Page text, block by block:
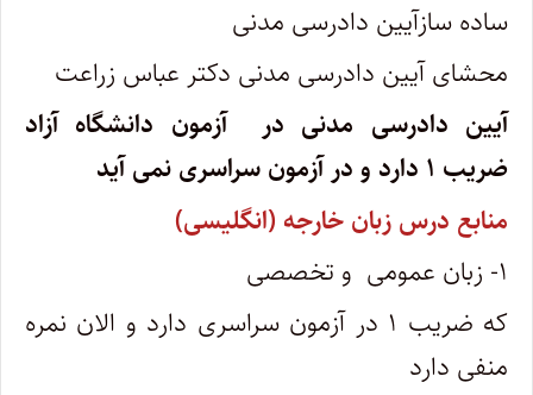
ساده سازآیین دادرسی مدنی
محشای آیین دادرسی مدنی دکتر عباس زراعت
آیین دادرسی مدنی در آزمون دانشگاه آزاد
ضریب ۱ دارد و در آزمون سراسری نمی آید
منابع درس زبان خارجه (انگلیسی)
۱- زبان عمومی و تخصصی
که ضریب ۱ در آزمون سراسری دارد و الان نمره
منفی دارد